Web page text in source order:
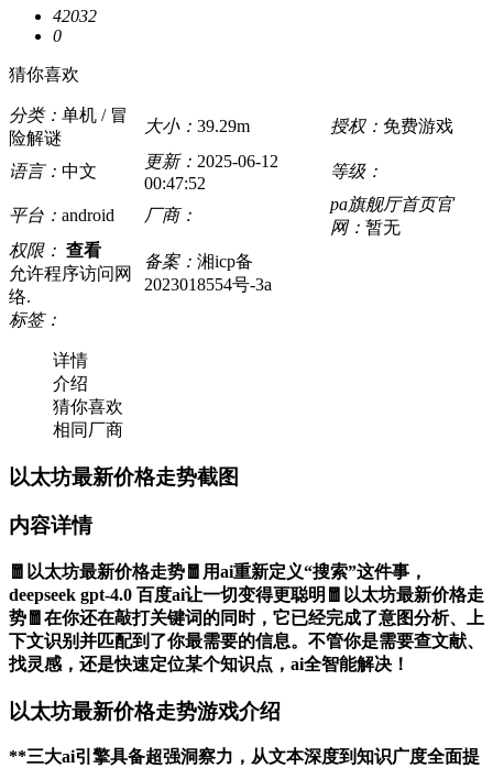
42032
0
猜你喜欢
分类： 单机 / 冒
险解谜
大小： 39.29m 授权： 免费游戏
语言： 中文
更新： 2025-06-12
00:47:52
等级：
平台： android 厂商：
pa旗舰厅首页官
网： 暂无
权限： 查看
允许程序访问网
络.
备案： 湘icp备
2023018554号-3a
标签：
详情
介绍
猜你喜欢
相同厂商
以太坊最新价格走势截图
内容详情
🧧以太坊最新价格走势🧧用ai重新定义“搜索”这件事，
deepseek gpt-4.0 百度ai让一切变得更聪明🧧以太坊最新价格走
势🧧在你还在敲打关键词的同时，它已经完成了意图分析、上
下文识别并匹配到了你最需要的信息。不管你是需要查文献、
找灵感，还是快速定位某个知识点，ai全智能解决！
以太坊最新价格走势游戏介绍
**三大ai引擎具备超强洞察力，从文本深度到知识广度全面提